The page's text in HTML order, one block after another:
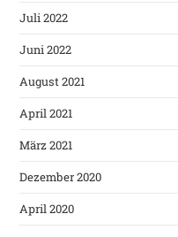
Juli 2022
Juni 2022
August 2021
April 2021
März 2021
Dezember 2020
April 2020